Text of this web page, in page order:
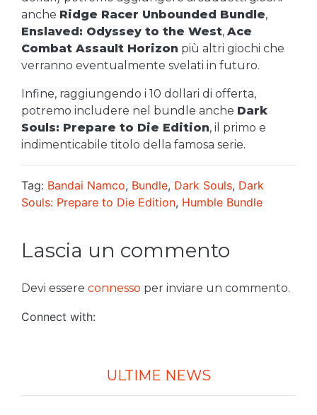
anche Ridge Racer Unbounded Bundle,
Enslaved: Odyssey to the West, Ace
Combat Assault Horizon più altri giochi che
verranno eventualmente svelati in futuro.
Infine, raggiungendo i 10 dollari di offerta,
potremo includere nel bundle anche Dark
Souls: Prepare to Die Edition, il primo e
indimenticabile titolo della famosa serie.
Tag: Bandai Namco, Bundle, Dark Souls, Dark
Souls: Prepare to Die Edition, Humble Bundle
Lascia un commento
Devi essere connesso per inviare un commento.
Connect with:
ULTIME NEWS